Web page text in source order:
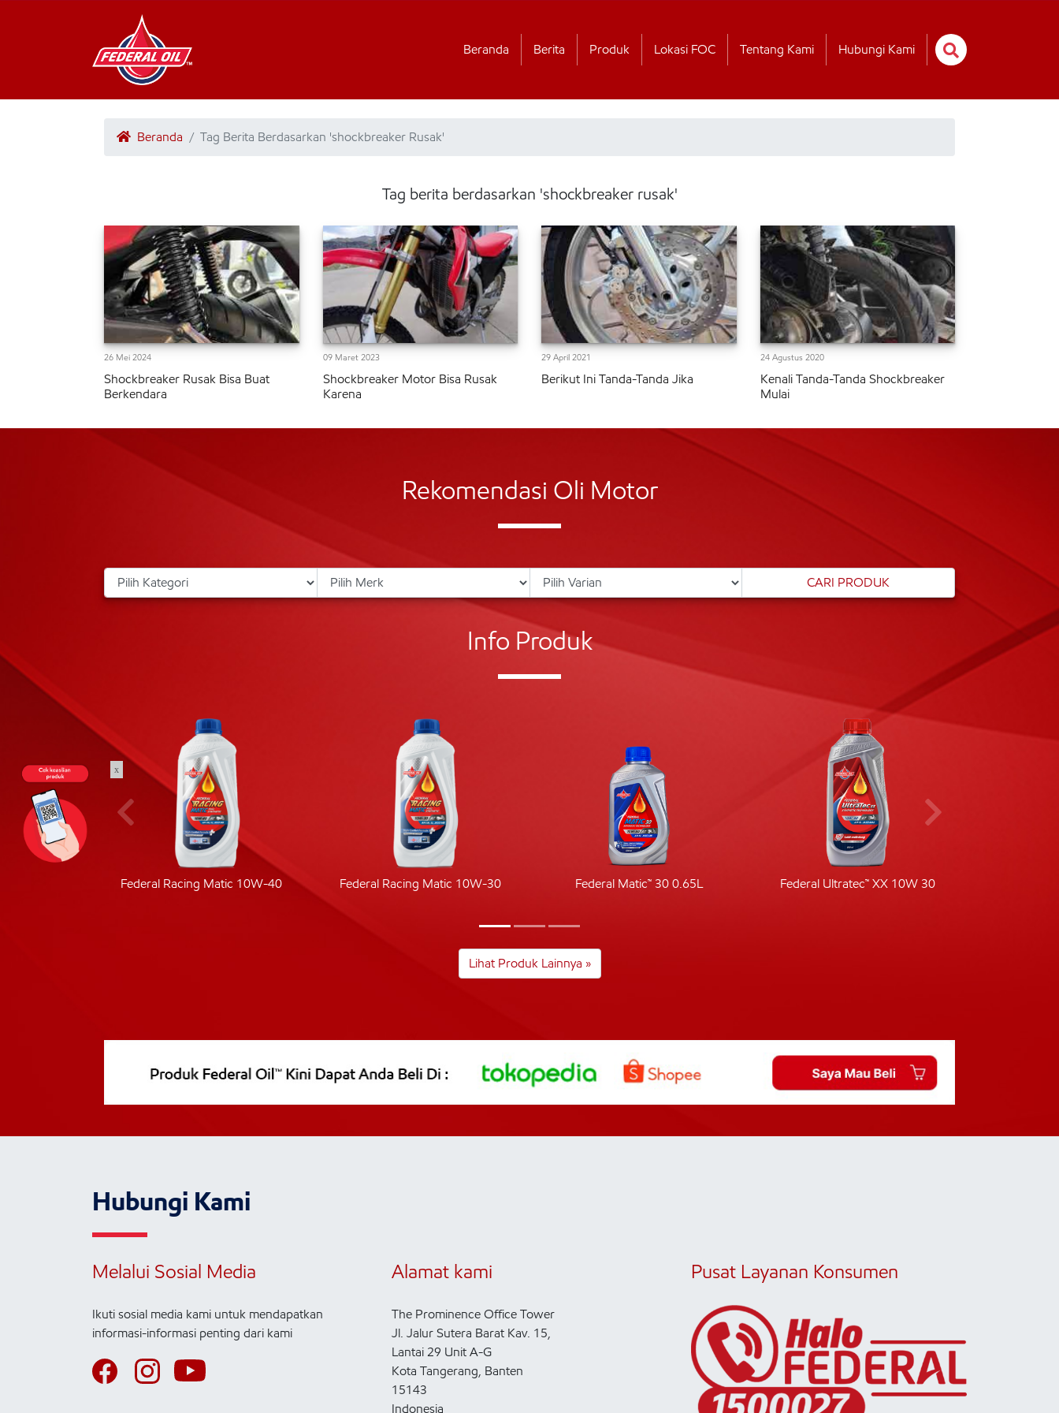
Beranda Berita Produk Lokasi FOC Tentang Kami Hubungi Kami
Beranda Tag Berita Berdasarkan 'shockbreaker Rusak'
Tag berita berdasarkan 'shockbreaker rusak'
26 Mei 2024
Shockbreaker Rusak Bisa Buat
Berkendara
09 Maret 2023
Shockbreaker Motor Bisa Rusak
Karena
29 April 2021
Berikut Ini Tanda-Tanda Jika
24 Agustus 2020
Kenali Tanda-Tanda Shockbreaker
Mulai
Rekomendasi Oli Motor
Info Produk
Federal Racing Matic 10W-40 Federal Racing Matic 10W-30 Federal Matic™ 30 0.65L Federal Ultratec™ XX 10W 30
Lihat Produk Lainnya »
Hubungi Kami
Melalui Sosial Media
Ikuti sosial media kami untuk mendapatkan
informasi-informasi penting dari kami
Alamat kami
The Prominence Office Tower
Jl. Jalur Sutera Barat Kav. 15,
Lantai 29 Unit A-G
Kota Tangerang, Banten
15143
Indonesia
Pusat Layanan Konsumen
x